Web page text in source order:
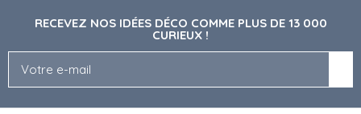
RECEVEZ NOS IDÉES DÉCO COMME PLUS DE 13 000
CURIEUX !